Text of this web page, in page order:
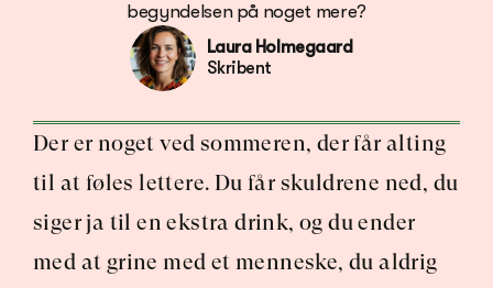
begyndelsen på noget mere?
Laura Holmegaard
Skribent
Der er noget ved sommeren, der får alting
til at føles lettere. Du får skuldrene ned, du
siger ja til en ekstra drink, og du ender
med at grine med et menneske, du aldrig